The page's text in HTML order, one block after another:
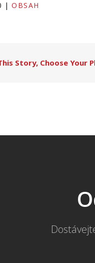
| OBSAH
Story, Choose Your